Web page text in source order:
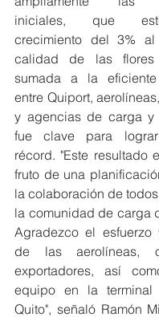
iniciales, que
crecimiento del 3%
calidad de las flores
sumada a la eficiente
entre Quiport,
y agencias de carga y
fue clave para
récord. "Este resultado
fruto de una
la colaboración de
la comunidad de carga
Agradezco el esfuerzo
de las aerolíneas,
exportadores, así
equipo en la
Quito", señaló Ramón